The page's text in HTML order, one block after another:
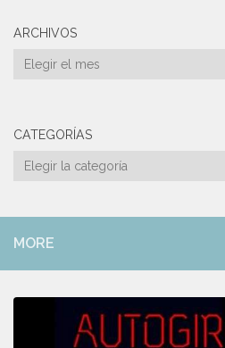
ARCHIVOS
Archivos
CATEGORÍAS
Categorías
MORE